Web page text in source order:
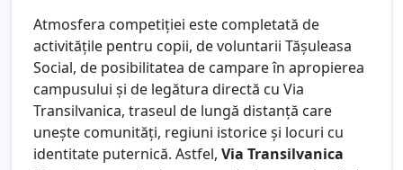
Atmosfera competiției este completată de
activitățile pentru copii, de voluntarii Tășuleasa
Social, de posibilitatea de campare în apropierea
campusului și de legătura directă cu Via
Transilvanica, traseul de lungă distanță care
unește comunități, regiuni istorice și locuri cu
identitate puternică. Astfel, Via Transilvanica